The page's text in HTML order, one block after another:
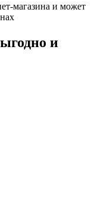
магазина и может
и